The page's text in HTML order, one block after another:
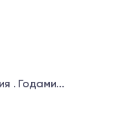
. Годами...